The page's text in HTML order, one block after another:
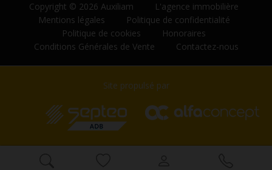
Copyright © 2026 Auxiliam
L'agence immobilière
Mentions légales
Politique de confidentialité
Politique de cookies
Honoraires
Conditions Générales de Vente
Contactez-nous
Site propulsé par